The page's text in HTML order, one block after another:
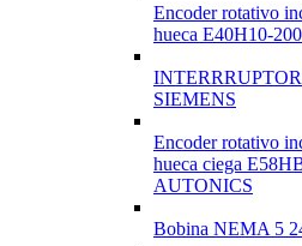
Encoder rotativo
hueca E40H10-
SIEMENS
Encoder rotativo
hueca ciega
AUTONICS
Bobina NEMA 5